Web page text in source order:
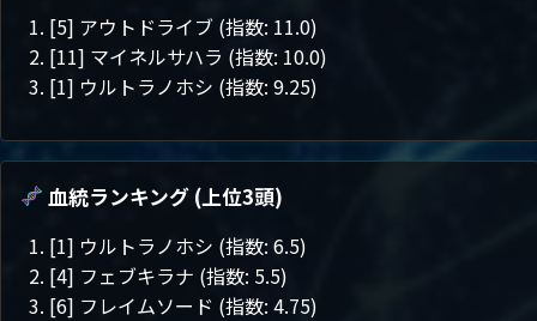
[5] アウトドライブ (指数: 11.0)
[11] マイネルサハラ (指数: 10.0)
[1] ウルトラノホシ (指数: 9.25)
血統ランキング (上位3頭)
[1] ウルトラノホシ (指数: 6.5)
[4] フェブキラナ (指数: 5.5)
[6] フレイムソード (指数: 4.75)